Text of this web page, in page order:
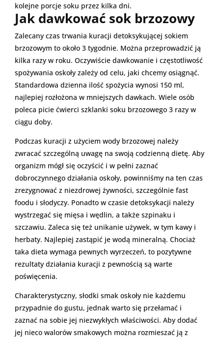
kolejne porcje soku przez kilka dni.
Jak dawkować sok brzozowy
Zalecany czas trwania kuracji detoksykującej sokiem
brzozowym to około 3 tygodnie. Można przeprowadzić ją
kilka razy w roku. Oczywiście dawkowanie i częstotliwość
spożywania oskoły zależy od celu, jaki chcemy osiągnąć.
Standardowa dzienna ilość spożycia wynosi 150 ml,
najlepiej rozłożona w mniejszych dawkach. Wiele osób
poleca picie ćwierci szklanki soku brzozowego 3 razy w
ciągu doby.
Podczas kuracji z użyciem wody brzozowej należy
zwracać szczególną uwagę na swoją codzienną dietę. Aby
organizm mógł się oczyścić i w pełni zaznać
dobroczynnego działania oskoły, powinniśmy na ten czas
zrezygnować z niezdrowej żywności, szczególnie fast
foodu i słodyczy. Ponadto w czasie detoksykacji należy
wystrzegać się mięsa i wędlin, a także szpinaku i
szczawiu. Zaleca się też unikanie używek, w tym kawy i
herbaty. Najlepiej zastąpić je wodą mineralną. Chociaż
taka dieta wymaga pewnych wyrzeczeń, to pozytywne
rezultaty działania kuracji z pewnością są warte
poświęcenia.
Charakterystyczny, słodki smak oskoły nie każdemu
przypadnie do gustu, jednak warto się przełamać i
zaznać na sobie jej niezwykłych właściwości. Aby dodać
jej nieco walorów smakowych można rozmieszać ją z